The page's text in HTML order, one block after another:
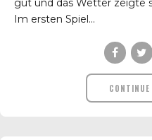
gut und das Wetter zeigte
Im ersten Spiel...
CONTINUE